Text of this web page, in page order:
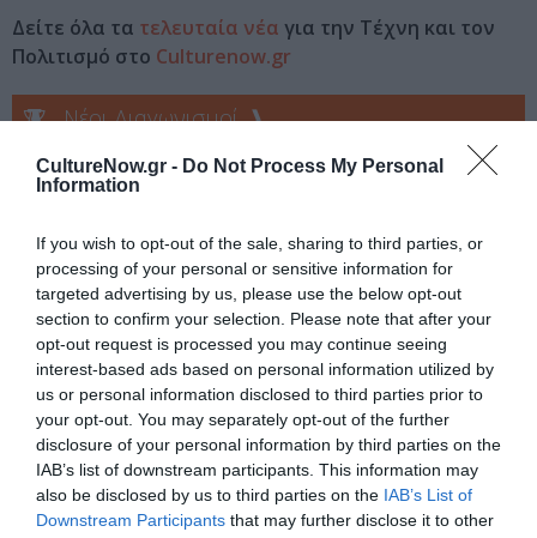
CultureNow.gr - Do Not Process My Personal
Information
If you wish to opt-out of the sale, sharing to third parties, or
processing of your personal or sensitive information for
targeted advertising by us, please use the below opt-out
section to confirm your selection. Please note that after your
opt-out request is processed you may continue seeing
interest-based ads based on personal information utilized by
us or personal information disclosed to third parties prior to
your opt-out. You may separately opt-out of the further
disclosure of your personal information by third parties on the
IAB’s list of downstream participants. This information may
also be disclosed by us to third parties on the IAB’s List of
Downstream Participants that may further disclose it to other
Δείτε όλα τα τελευταία νέα για την Τέχνη και τον
Πολιτισμό στο Culturenow.gr
Νέοι Διαγωνισμοί❯
Tags
ΖΩΓΡΑΦΙΚΗ
ΖΩΓΡΑΦΟΣ
Newsletter
Κάθε βδομάδα στο e-mail σας τα τελευταία νέα για
την Τέχνη και τον Πολιτισμό!